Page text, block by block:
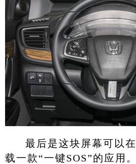
最后是这块屏幕可以
载一款“一键SOS”的应用